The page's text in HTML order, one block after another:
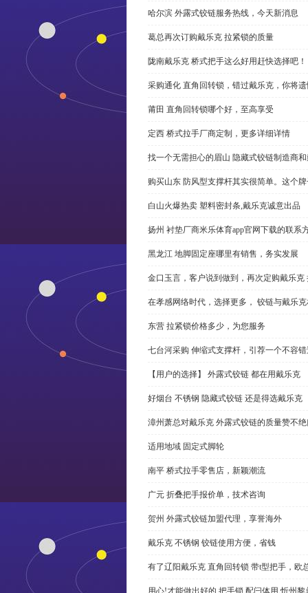
哈尔滨 外露式铰链服务热线，今天新消息
葛总再次订购戴乐克 拉紧锁的质量
陇南戴乐克 桥式把手这么好用赶快选择吧！
采购通化 直角回转锁，错过戴乐克，你将
莆田 直角回转锁哪个好，至高享受
定西 桥式拉手厂商定制，更多详细详情
找一个无需担心的眉山 隐藏式铰链制造商
购买山东 防风型支撑杆其实很简单。这个
白山火爆热卖 塑料密封条,戴乐克诚意出品
扬州 衬垫厂商米乐体育app官网下载的联系
黑龙江 地脚固定座哪里有销售，务实发展
金口玉言，客户说到做到，再次定购戴乐克
在孝感网络时代，选择更多， 铰链与戴乐
东营 拉紧锁价格多少，为您服务
七台河采购 伸缩式支撑杆，引荐一个不容
【用户的选择】 外露式铰链 都在用戴乐克
好烟台 不锈钢 隐藏式铰链 还是得选戴乐克
漳州萧总对戴乐克 外露式铰链的质量赞不
适用地域 固定式脚轮
南平 桥式拉手零售店，新颖潮流
广元 折叠把手报价单，技术咨询
贺州 外露式铰链加盟代理，享誉海外
戴乐克 不锈钢 铰链使用方便，省钱
有了辽阳戴乐克 直角回转锁 带t型把手，欧